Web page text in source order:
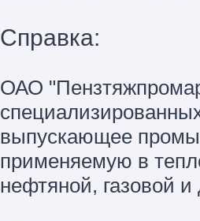
Справка:
ОАО
выпускающее
применяемую в
нефтяной, газовой